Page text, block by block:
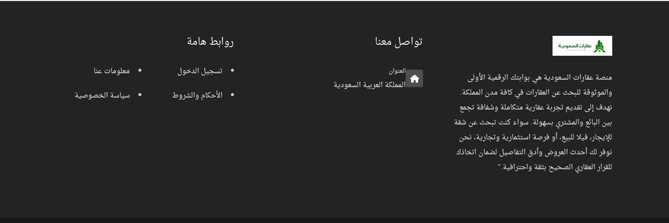
منصة عقارات السعودية هي بوابتك الرقمية الأولى
والموثوقة للبحث عن العقارات في كافة مدن المملكة.
نهدف إلى تقديم تجربة عقارية متكاملة وشفافة تجمع
بين البائع والمشتري بسهولة. سواء كنت تبحث عن شقة
للإيجار، فيلا للبيع، أو فرصة استثمارية وتجارية، نحن
نوفر لك أحدث العروض وأدق التفاصيل لضمان اتخاذك
للقرار العقاري الصحيح بثقة واحترافية."
تواصل معنا
العنوان
المملكة العربية السعودية
روابط هامة
تسجيل الدخول
الأحكام والشروط
معلومات عنا
سياسة الخصوصية